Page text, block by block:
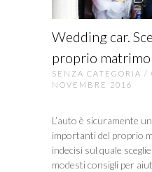
Wedding car.
proprio
SENZA CATEGORIA /
NOVEMBRE 2016
L’auto è sicuramente
importanti del proprio
indecisi sul quale
modesti consigli per